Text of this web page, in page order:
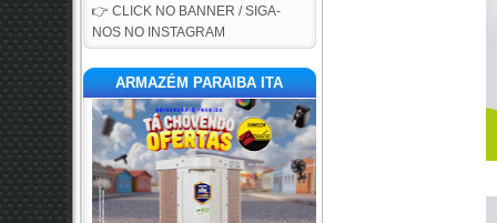
👉 CLICK NO BANNER / SIGA-
NOS NO INSTAGRAM
ARMAZÉM PARAIBA ITA